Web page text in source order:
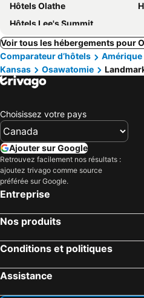
Hôtels Olathe
Hôtels Lee's Summit
Voir tous les hébergements pour
Comparateur d’hôtels
Amérique
Kansas
Osawatomie
Choisissez votre pays
Ajouter sur Google
Retrouvez facilement nos résultats :
ajoutez trivago comme source
préférée sur Google.
Entreprise
Nos produits
Conditions et politiques
Assistance